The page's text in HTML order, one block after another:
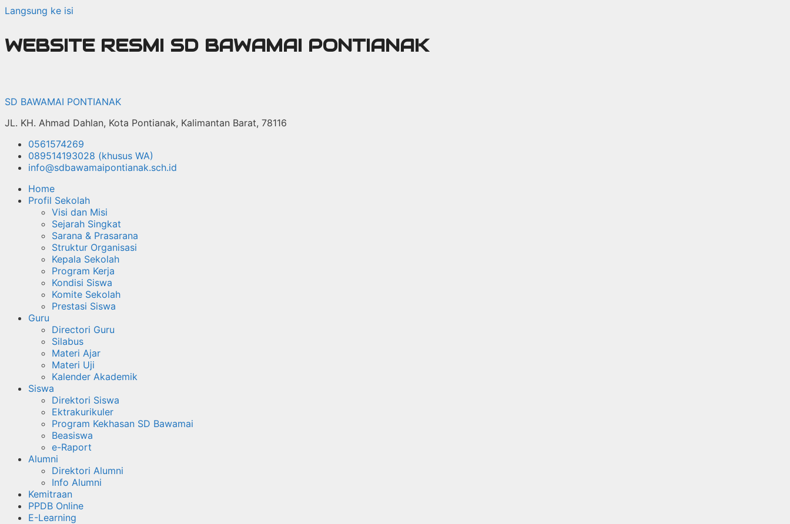
Langsung ke isi
WEBSITE RESMI SD BAWAMAI PONTIANAK
SD BAWAMAI PONTIANAK
JL. KH. Ahmad Dahlan, Kota Pontianak, Kalimantan Barat, 78116
0561574269
089514193028 (khusus WA)
info@sdbawamaipontianak.sch.id
Home
Profil Sekolah
Visi dan Misi
Sejarah Singkat
Sarana & Prasarana
Struktur Organisasi
Kepala Sekolah
Program Kerja
Kondisi Siswa
Komite Sekolah
Prestasi Siswa
Guru
Directori Guru
Silabus
Materi Ajar
Materi Uji
Kalender Akademik
Siswa
Direktori Siswa
Ektrakurikuler
Program Kekhasan SD Bawamai
Beasiswa
e-Raport
Alumni
Direktori Alumni
Info Alumni
Kemitraan
PPDB Online
E-Learning